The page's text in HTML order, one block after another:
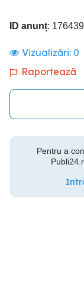
ID anunț:
Vizualizări: 0
Raportează
Pentru a